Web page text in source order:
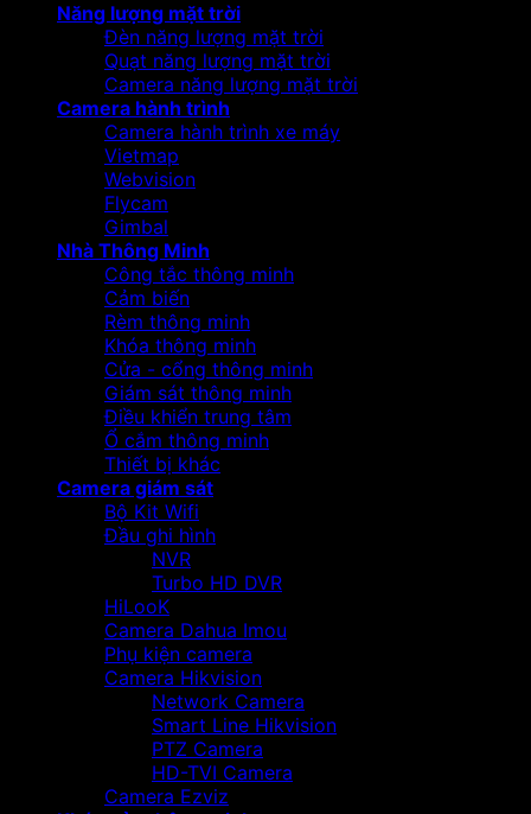
Năng lượng mặt trời
Đèn năng lượng mặt trời
Quạt năng lượng mặt trời
Camera năng lượng mặt trời
Camera hành trình
Camera hành trình xe máy
Vietmap
Webvision
Flycam
Gimbal
Nhà Thông Minh
Công tắc thông minh
Cảm biến
Rèm thông minh
Khóa thông minh
Cửa - cổng thông minh
Giám sát thông minh
Điều khiển trung tâm
Ổ cắm thông minh
Thiết bị khác
Camera giám sát
Bộ Kit Wifi
Đầu ghi hình
NVR
Turbo HD DVR
HiLooK
Camera Dahua Imou
Phụ kiện camera
Camera Hikvision
Network Camera
Smart Line Hikvision
PTZ Camera
HD-TVI Camera
Camera Ezviz